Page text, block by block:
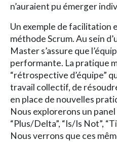
n’auraient pu émerger
Un exemple de facilitation
méthode Scrum. Au sein
Master s’assure que
performante. La pratique
“rétrospective d’équipe”
travail collectif, de
en place de nouvelles
Nous explorerons un
“Plus/Delta”, “Is/Is Not”,
Nous verrons que ces